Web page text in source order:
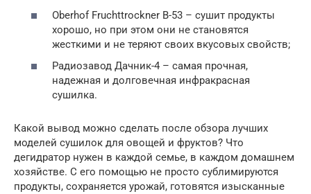
Oberhof Fruchttrockner В-53 – сушит продукты
хорошо, но при этом они не становятся
жесткими и не теряют своих вкусовых свойств;
Радиозавод Дачник-4 – самая прочная,
надежная и долговечная инфракрасная
сушилка.
Какой вывод можно сделать после обзора лучших
моделей сушилок для овощей и фруктов? Что
дегидратор нужен в каждой семье, в каждом домашнем
хозяйстве. С его помощью не просто сублимируются
продукты, сохраняется урожай, готовятся изысканные